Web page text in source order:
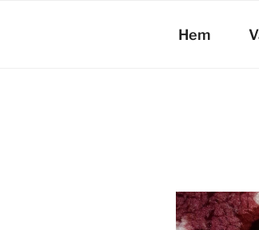
Hem